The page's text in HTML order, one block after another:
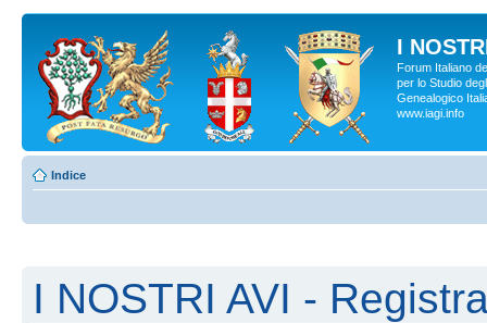
I
Forum Italiano
per lo Studio
Genealogico
www.iagi.info
Indice
I NOSTRI AVI -